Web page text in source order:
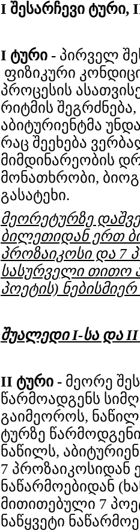
I შესარჩევი ტური,
I ტური - პირველ
ფიზიკური
პროცესის
რიტმის
აბიტურიენტმა
რაც შეეხება
მიმდინარეობის
მონათხრობი,
გასატეხი.
მეორეტურზე
ბილეთიდან ერთ
პროზაიკოსი და 7
სასურველი თითო
პოეტის)
შუალედი I-სა და II
II ტური - მეორე
წარმოადგენს
გაიმეოროს,
ტურზე
ნაწილს,
7 პროზაიკოსიდან
ნაწარმოებიდან
მითითებული 7
ნაწყვეტი